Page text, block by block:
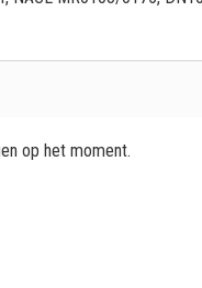
op het moment.